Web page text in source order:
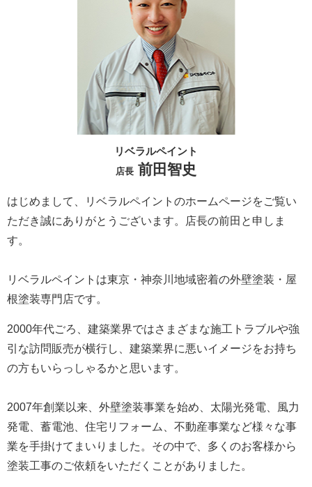
リベラルペイント
店長 前田智史
はじめまして、リベラルペイントのホームページをご覧い
ただき誠にありがとうございます。
店長の前田と申しま
す。
リベラルペイントは東京・神奈川地域密着の外壁塗装・屋
根塗装専門店です。
2000年代ごろ、建築業界ではさまざまな施工トラブルや強
引な訪問販売が横行し、建築業界に悪いイメージをお持ち
の方もいらっしゃるかと思います。
2007年創業以来、外壁塗装事業を始め、太陽光発電、風力
発電、蓄電池、住宅リフォーム、不動産事業など様々な事
業を手掛けてまいりました。 その中で、多くのお客様から
塗装工事のご依頼をいただくことがありました。